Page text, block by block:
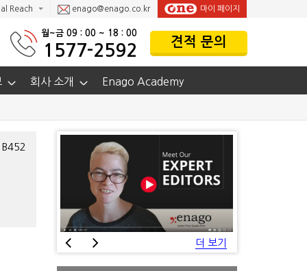
Reach enago@enago.co.kr 마이 페이지
월~금 09 : 00 ~ 18 : 00
1577-2592 견적 문의
회사 소개 Enago Academy
더 보기